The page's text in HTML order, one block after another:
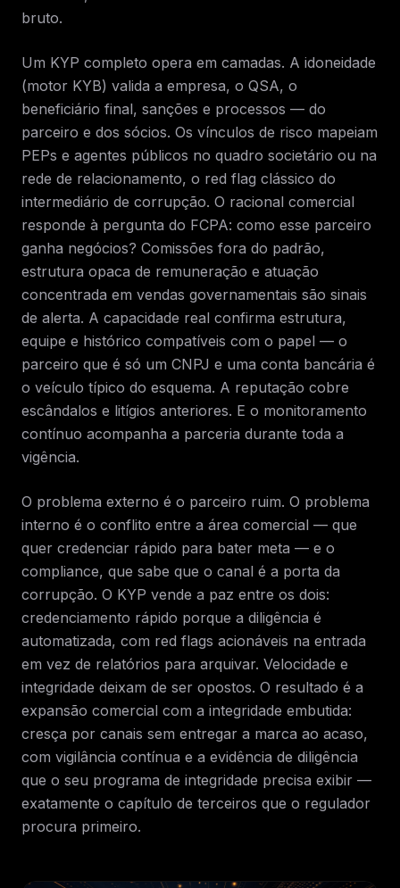
bruto.
Um KYP completo opera em camadas. A idoneidade
(motor KYB) valida a empresa, o QSA, o
beneficiário final, sanções e processos — do
parceiro e dos sócios. Os vínculos de risco mapeiam
PEPs e agentes públicos no quadro societário ou na
rede de relacionamento, o red flag clássico do
intermediário de corrupção. O racional comercial
responde à pergunta do FCPA: como esse parceiro
ganha negócios? Comissões fora do padrão,
estrutura opaca de remuneração e atuação
concentrada em vendas governamentais são sinais
de alerta. A capacidade real confirma estrutura,
equipe e histórico compatíveis com o papel — o
parceiro que é só um CNPJ e uma conta bancária é
o veículo típico do esquema. A reputação cobre
escândalos e litígios anteriores. E o monitoramento
contínuo acompanha a parceria durante toda a
vigência.
O problema externo é o parceiro ruim. O problema
interno é o conflito entre a área comercial — que
quer credenciar rápido para bater meta — e o
compliance, que sabe que o canal é a porta da
corrupção. O KYP vende a paz entre os dois:
credenciamento rápido porque a diligência é
automatizada, com red flags acionáveis na entrada
em vez de relatórios para arquivar. Velocidade e
integridade deixam de ser opostos. O resultado é a
expansão comercial com a integridade embutida:
cresça por canais sem entregar a marca ao acaso,
com vigilância contínua e a evidência de diligência
que o seu programa de integridade precisa exibir —
exatamente o capítulo de terceiros que o regulador
procura primeiro.